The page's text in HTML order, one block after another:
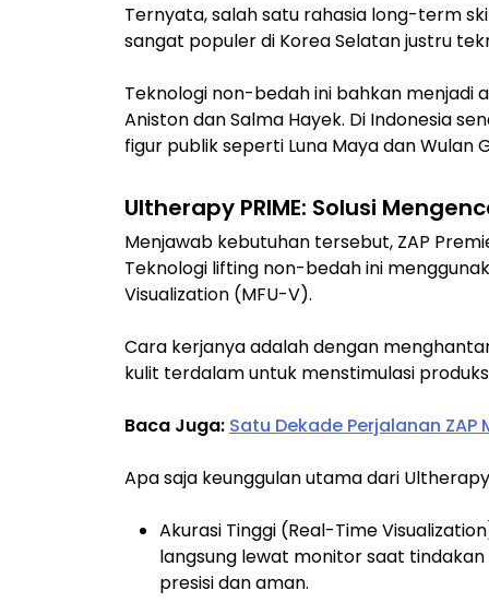
Ternyata, salah satu rahasia long-term
sangat populer di Korea Selatan justru
Teknologi non-bedah ini bahkan menjadi
Aniston dan Salma Hayek. Di Indonesia
figur publik seperti Luna Maya dan Wulan
Ultherapy PRIME: Solusi
Menjawab kebutuhan tersebut, ZAP
Teknologi lifting non-bedah ini
Visualization (MFU-V).
Cara kerjanya adalah dengan
kulit terdalam untuk menstimulasi
Baca Juga: Satu Dekade Perjalanan
Apa saja keunggulan utama dari Ultherapy
Akurasi Tinggi (Real-Time
langsung lewat monitor saat
presisi dan aman.